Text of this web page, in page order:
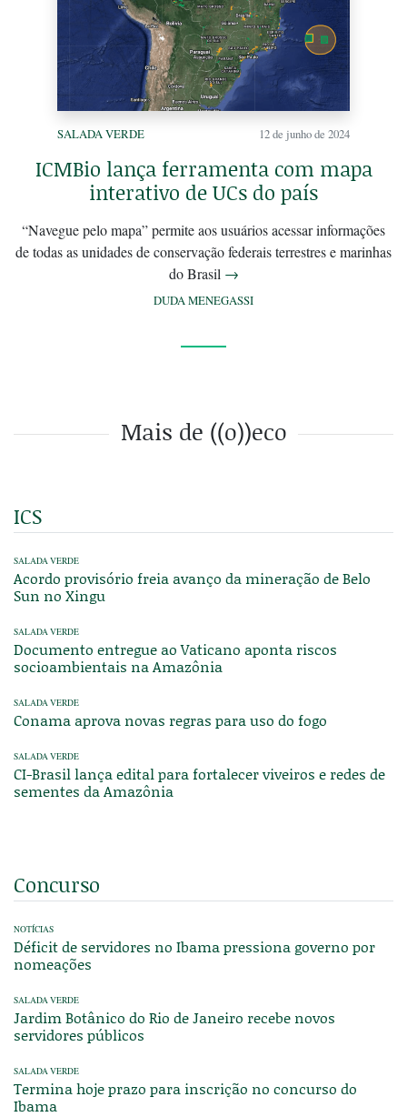
SALADA VERDE 12 de junho de 2024
ICMBio lança ferramenta com mapa
interativo de UCs do país
“Navegue pelo mapa” permite aos usuários acessar informações
de todas as unidades de conservação federais terrestres e marinhas
do Brasil →
DUDA MENEGASSI
Mais de ((o))eco
ICS
SALADA VERDE
Acordo provisório freia avanço da mineração de Belo
Sun no Xingu
SALADA VERDE
Documento entregue ao Vaticano aponta riscos
socioambientais na Amazônia
SALADA VERDE
Conama aprova novas regras para uso do fogo
SALADA VERDE
CI-Brasil lança edital para fortalecer viveiros e redes de
sementes da Amazônia
Concurso
NOTÍCIAS
Déficit de servidores no Ibama pressiona governo por
nomeações
SALADA VERDE
Jardim Botânico do Rio de Janeiro recebe novos
servidores públicos
SALADA VERDE
Termina hoje prazo para inscrição no concurso do
Ibama